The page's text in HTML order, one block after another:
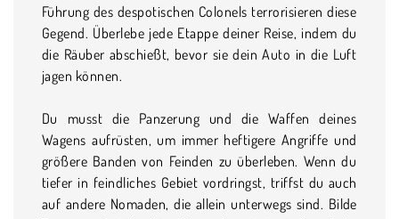
Führung des despotischen Colonels terrorisieren diese
Gegend. Überlebe jede Etappe deiner Reise, indem du
die Räuber abschießt, bevor sie dein Auto in die Luft
jagen können.
Du musst die Panzerung und die Waffen deines
Wagens aufrüsten, um immer heftigere Angriffe und
größere Banden von Feinden zu überleben. Wenn du
tiefer in feindliches Gebiet vordringst, triffst du auch
auf andere Nomaden, die allein unterwegs sind. Bilde